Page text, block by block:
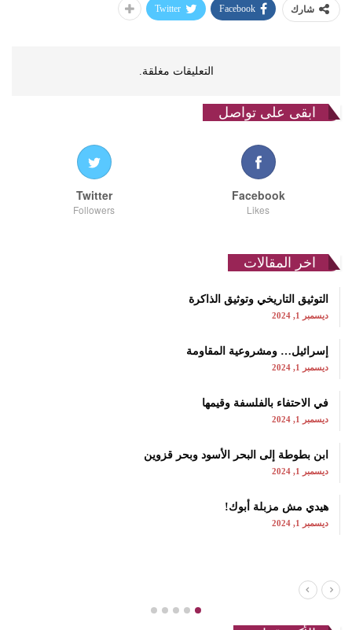
شارك Facebook
Twitter
التعليقات مغلقة.
ابقى على تواصل
Facebook
Likes
Twitter
Followers
اخر المقالات
التوثيق التاريخي وتوثيق الذاكرة
ديسمبر 1, 2024
إسرائيل… ومشروعية المقاومة
ديسمبر 1, 2024
في الاحتفاء بالفلسفة وقيمها
ديسمبر 1, 2024
ابن بطوطة إلى البحر الأسود وبحر قزوين
ديسمبر 1, 2024
هيدي مش مزبلة أبوك!
ديسمبر 1, 2024